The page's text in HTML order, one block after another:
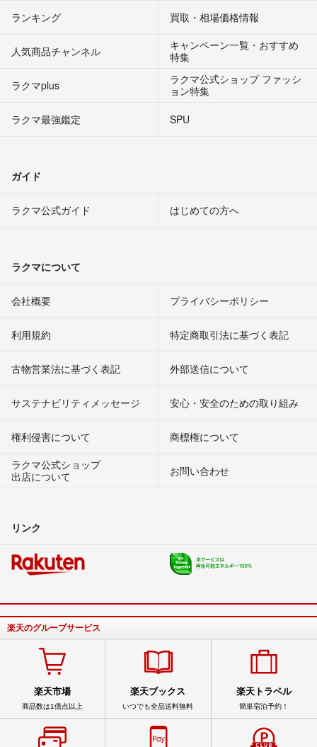
ランキング 買取・相場価格情報
人気商品チャンネル
キャンペーン一覧・おすすめ
特集
ラクマplus
ラクマ公式ショップ ファッシ
ョン特集
ラクマ最強鑑定
SPU
ガイド
ラクマ公式ガイド はじめての方へ
ラクマについて
会社概要 プライバシーポリシー
利用規約 特定商取引法に基づく表記
古物営業法に基づく表記 外部送信について
サステナビリティメッセージ 安心・安全のための取り組み
権利侵害について
商標権について
ラクマ公式ショップ
出店について
お問い合わせ
リンク
楽天のグループサービス
楽天市場
商品数は1億点以上
楽天ブックス
いつでも全品送料無料
楽天トラベル
簡単宿泊予約！